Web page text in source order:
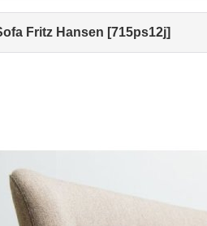
Fritz Hansen [715ps12j]